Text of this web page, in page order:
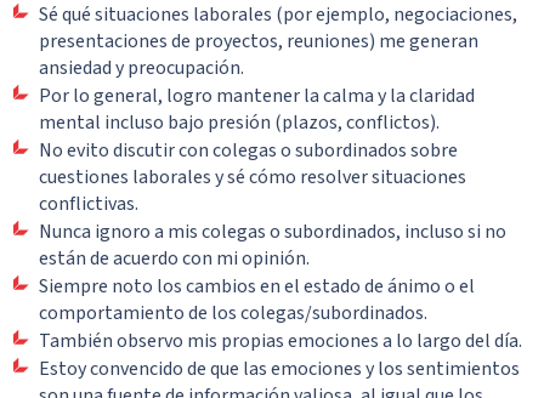
Sé qué situaciones laborales (por ejemplo, negociaciones,
presentaciones de proyectos, reuniones) me generan
ansiedad y preocupación.
Por lo general, logro mantener la calma y la claridad
mental incluso bajo presión (plazos, conflictos).
No evito discutir con colegas o subordinados sobre
cuestiones laborales y sé cómo resolver situaciones
conflictivas.
Nunca ignoro a mis colegas o subordinados, incluso si no
están de acuerdo con mi opinión.
Siempre noto los cambios en el estado de ánimo o el
comportamiento de los colegas/subordinados.
También observo mis propias emociones a lo largo del día.
Estoy convencido de que las emociones y los sentimientos